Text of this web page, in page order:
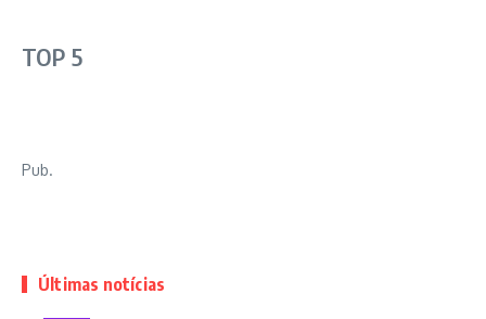
TOP 5
Pub.
Últimas notícias